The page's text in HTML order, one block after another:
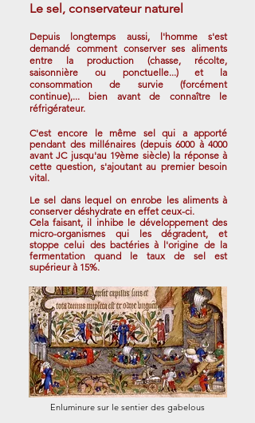
Le sel, conservateur naturel
Depuis longtemps aussi, l'homme s'est
demandé comment conserver ses aliments
entre la production (chasse, récolte,
saisonnière ou ponctuelle...) et la
consommation de survie (forcément
continue),... bien avant de connaître le
réfrigérateur.
C'est encore le même sel qui a apporté
pendant des millénaires (depuis 6000 à 4000
avant JC jusqu'au 19ème siècle) la réponse à
cette question, s'ajoutant au premier besoin
vital.
Le sel dans lequel on enrobe les aliments à
conserver déshydrate en effet ceux-ci.
Cela faisant, il inhibe le développement des
micro-organismes qui les dégradent, et
stoppe celui des bactéries à l'origine de la
fermentation quand le taux de sel est
supérieur à 15%.
Enluminure sur le sentier des gabelous